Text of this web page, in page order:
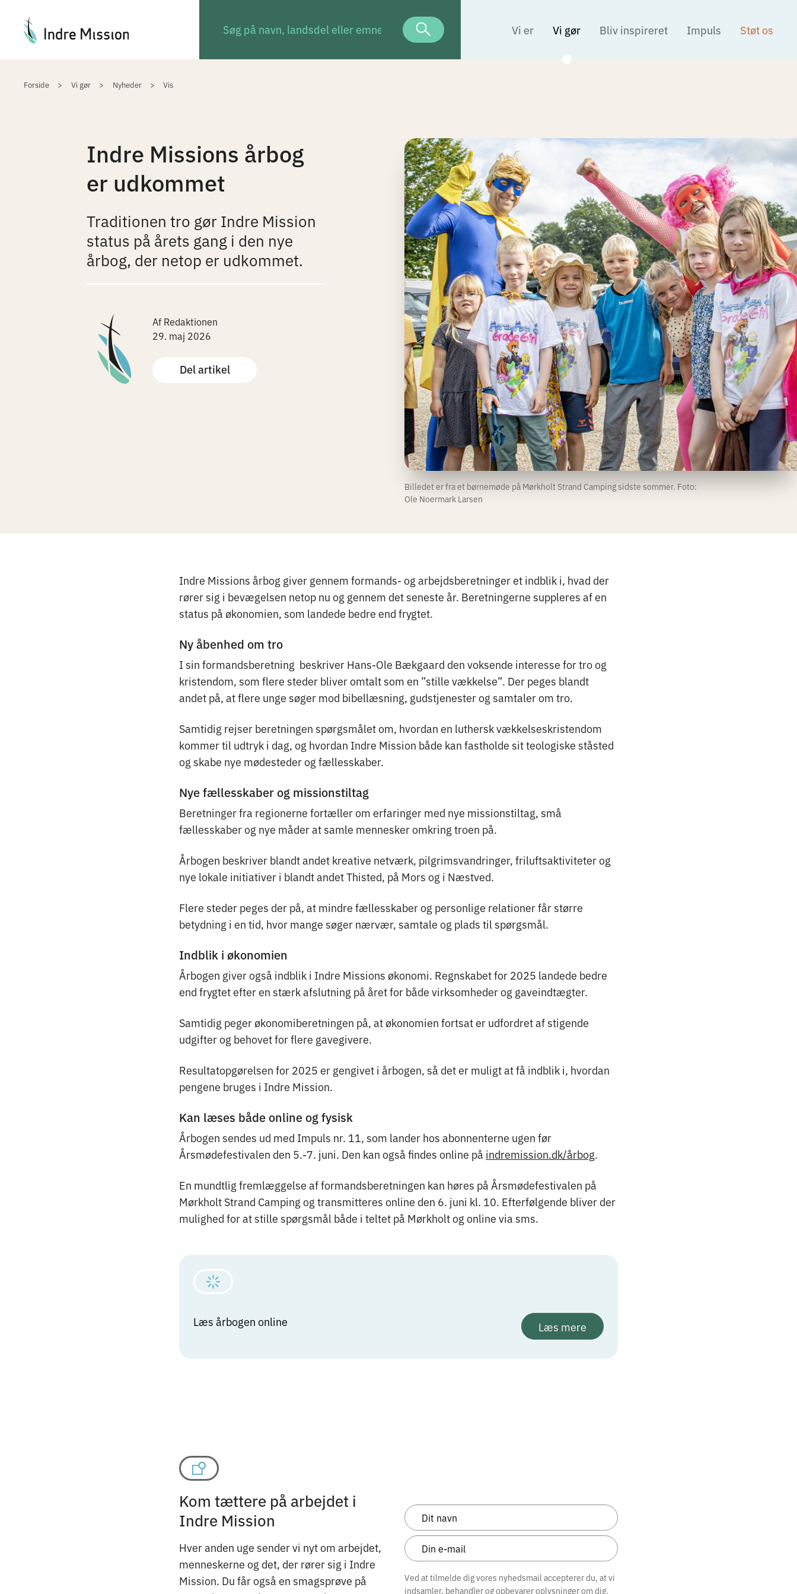
Vi er Vi gør Bliv inspireret Impuls Støt os
Forside Vi gør Nyheder Vis
Indre Missions årbog
er udkommet
Traditionen tro gør Indre Mission
status på årets gang i den nye
årbog, der netop er udkommet.
Af Redaktionen
29. maj 2026
Del artikel
Billedet er fra et børnemøde på Mørkholt Strand Camping sidste sommer. Foto:
Ole Noermark Larsen
Indre Missions årbog giver gennem formands- og arbejdsberetninger et indblik i, hvad der
rører sig i bevægelsen netop nu og gennem det seneste år. Beretningerne suppleres af en
status på økonomien, som landede bedre end frygtet.
Ny åbenhed om tro
I sin formandsberetning beskriver Hans-Ole Bækgaard den voksende interesse for tro og
kristendom, som flere steder bliver omtalt som en ”stille vækkelse”. Der peges blandt
andet på, at flere unge søger mod bibellæsning, gudstjenester og samtaler om tro.
Samtidig rejser beretningen spørgsmålet om, hvordan en luthersk vækkelseskristendom
kommer til udtryk i dag, og hvordan Indre Mission både kan fastholde sit teologiske ståsted
og skabe nye mødesteder og fællesskaber.
Nye fællesskaber og missionstiltag
Beretninger fra regionerne fortæller om erfaringer med nye missionstiltag, små
fællesskaber og nye måder at samle mennesker omkring troen på.
Årbogen beskriver blandt andet kreative netværk, pilgrimsvandringer, friluftsaktiviteter og
nye lokale initiativer i blandt andet Thisted, på Mors og i Næstved.
Flere steder peges der på, at mindre fællesskaber og personlige relationer får større
betydning i en tid, hvor mange søger nærvær, samtale og plads til spørgsmål.
Indblik i økonomien
Årbogen giver også indblik i Indre Missions økonomi. Regnskabet for 2025 landede bedre
end frygtet efter en stærk afslutning på året for både virksomheder og gaveindtægter.
Samtidig peger økonomiberetningen på, at økonomien fortsat er udfordret af stigende
udgifter og behovet for flere gavegivere.
Resultatopgørelsen for 2025 er gengivet i årbogen, så det er muligt at få indblik i, hvordan
pengene bruges i Indre Mission.
Kan læses både online og fysisk
Årbogen sendes ud med Impuls nr. 11, som lander hos abonnenterne ugen før
Årsmødefestivalen den 5.-7. juni. Den kan også findes online på indremission.dk/årbog.
En mundtlig fremlæggelse af formandsberetningen kan høres på Årsmødefestivalen på
Mørkholt Strand Camping og transmitteres online den 6. juni kl. 10. Efterfølgende bliver der
mulighed for at stille spørgsmål både i teltet på Mørkholt og online via sms.
Læs årbogen online Læs mere
Kom tættere på arbejdet i
Indre Mission
Hver anden uge sender vi nyt om arbejdet,
menneskerne og det, der rører sig i Indre
Mission. Du får også en smagsprøve på
Ved at tilmelde dig vores nyhedsmail accepterer du, at vi
indsamler, behandler og opbevarer oplysninger om dig.